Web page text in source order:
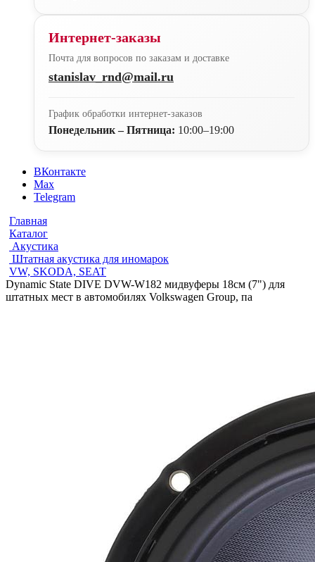
Интернет-заказы
Почта для вопросов по заказам и доставке
stanislav_rnd@mail.ru
График обработки интернет-заказов
Понедельник – Пятница: 10:00–19:00
ВКонтакте
Max
Telegram
Главная
Каталог
Акустика
Штатная акустика для иномарок
VW, SKODA, SEAT
Dynamic State DIVE DVW-W182 мидвуферы 18см (7") для
штатных мест в автомобилях Volkswagen Group, па